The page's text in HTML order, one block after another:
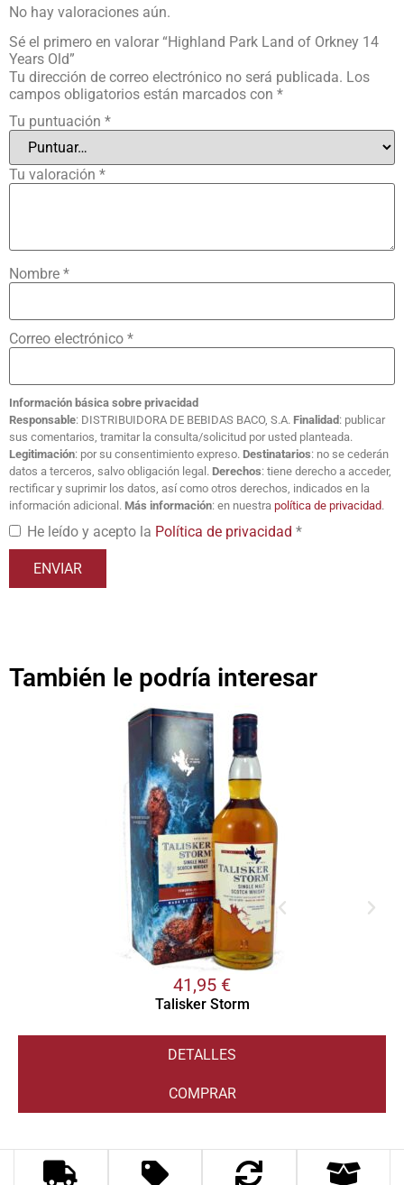
No hay valoraciones aún.
Sé el primero en valorar “Highland Park Land of Orkney 14
Years Old”
Tu dirección de correo electrónico no será publicada. Los
campos obligatorios están marcados con *
Tu puntuación *
Tu valoración *
Nombre *
Correo electrónico *
Información básica sobre privacidad
Responsable: DISTRIBUIDORA DE BEBIDAS BACO, S.A. Finalidad : publicar
sus comentarios, tramitar la consulta/solicitud por usted planteada.
Legitimación: por su consentimiento expreso. Destinatarios: no se cederán
datos a terceros, salvo obligación legal. Derechos: tiene derecho a acceder,
rectificar y suprimir los datos, así como otros derechos, indicados en la
información adicional. Más información: en nuestra política de privacidad.
He leído y acepto la Política de privacidad *
También le podría interesar
41,95 €
Talisker Storm
DETALLES
COMPRAR